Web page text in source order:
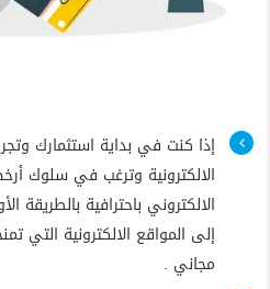
إذا كنت في بداية استثمارك
الالكترونية وترغب في سلوك
الالكتروني باحترافية بالطريقة
إلى المواقع الالكترونية التي
مجاني .